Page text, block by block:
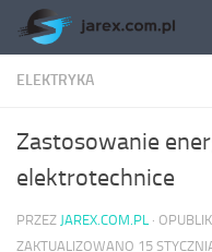
Skip to content
ELEKTRYKA
Zastosowanie
elektrotechnice
PRZEZ JAREX.COM.PL ·
ZAKTUALIZOWANO 15